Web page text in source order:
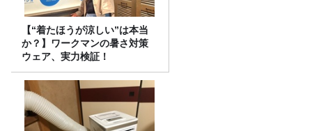
【“着たほうが涼しい”は本当
か？】ワークマンの暑さ対策
ウェア、実力検証！